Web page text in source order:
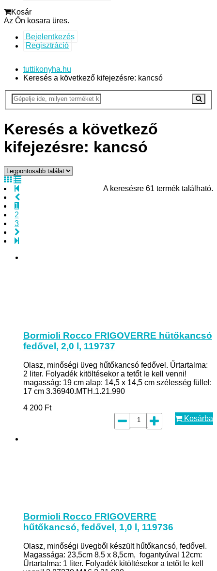
Kosár
Az Ön kosara üres.
Bejelentkezés
Regisztráció
tuttikonyha.hu
Keresés a következő kifejezésre: kancsó
Keresés a következő
kifejezésre: kancsó
A keresésre 61 termék található.
1
2
3
Bormioli Rocco FRIGOVERRE hűtőkancsó
fedővel, 2,0 l, 119737
Olasz, minőségi üveg hűtőkancsó fedővel. Űrtartalma:
2 liter. Folyadék kitöltésekor a tetőt le kell venni!
magasság: 19 cm alap: 14,5 x 14,5 cm szélesség füllel:
17 cm 3.36940.MTH.1.21.990
4 200 Ft
Kosárba
Bormioli Rocco FRIGOVERRE
hűtőkancsó, fedővel, 1,0 l, 119736
Olasz, minőségi üvegből készült hűtőkancsó, fedővel.
Magassága: 23,5cm 8,5 x 8,5cm, fogantyúval 12cm:
Űrtartalma: 1 liter. Folyadék kitöltésekor a tetőt le kell